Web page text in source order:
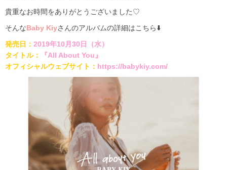
貴重なお時間をありがとうございました♡
そんなBaby Kiyさんのアルバムの詳細はこちら⬇️
発売日： 2019年10 月 30 日（水）
タイトル：
『All About You 』
オフィシャルウェブサイト： https://babykiy.com/